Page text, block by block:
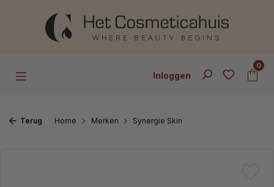
Ga naar de hoofdinhoud
Inloggen
0
Terug Home Merken Synergie Skin